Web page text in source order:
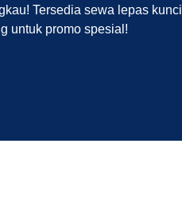
Tersedia sewa lepas
untuk promo spesial!